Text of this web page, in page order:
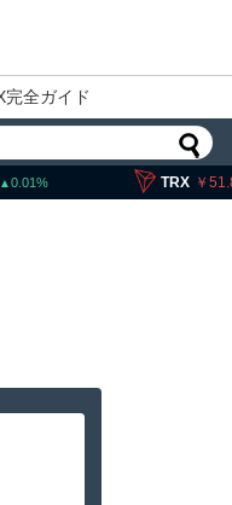
完全ガイド
0.01 TRX